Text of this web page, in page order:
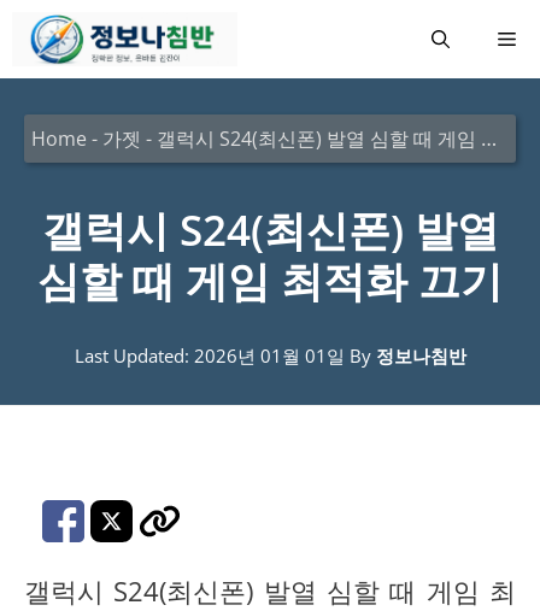
메
Home - 가젯 - 갤럭시 S24(최신폰) 발열 심할 때 게임 최적화 끄기
갤럭시 S24(최신폰) 발열
심할 때 게임 최적화 끄기
Last Updated: 2026년 01월 01일 By 정보나침반
갤럭시 S24(최신폰) 발열 심할 때 게임 최